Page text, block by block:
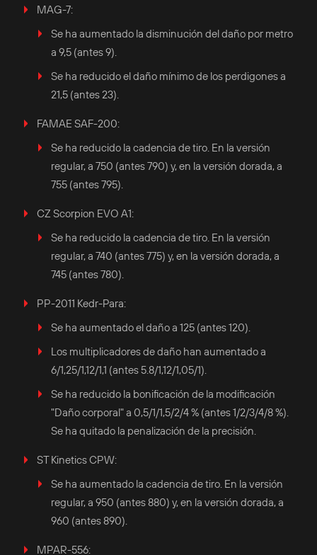
MAG-7:
Se ha aumentado la disminución del daño por metro
a 9,5 (antes 9).
Se ha reducido el daño mínimo de los perdigones a
21,5 (antes 23).
FAMAE SAF-200:
Se ha reducido la cadencia de tiro. En la versión
regular, a 750 (antes 790) y, en la versión dorada, a
755 (antes 795).
CZ Scorpion EVO A1:
Se ha reducido la cadencia de tiro. En la versión
regular, a 740 (antes 775) y, en la versión dorada, a
745 (antes 780).
PP-2011 Kedr-Para:
Se ha aumentado el daño a 125 (antes 120).
Los multiplicadores de daño han aumentado a
6/1,25/1,12/1,1 (antes 5.8/1,12/1,05/1).
Se ha reducido la bonificación de la modificación
"Daño corporal" a 0,5/1/1,5/2/4 % (antes 1/2/3/4/8 %).
Se ha quitado la penalización de la precisión.
ST Kinetics CPW:
Se ha aumentado la cadencia de tiro. En la versión
regular, a 950 (antes 880) y, en la versión dorada, a
960 (antes 890).
MPAR-556: